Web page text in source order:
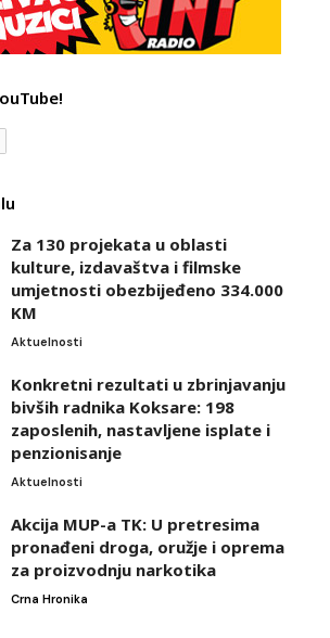
Za 130 projekata u oblasti
kulture, izdavaštva i filmske
umjetnosti obezbijeđeno 334.000
KM
Aktuelnosti
Konkretni rezultati u zbrinjavanju
bivših radnika Koksare: 198
zaposlenih, nastavljene isplate i
penzionisanje
Aktuelnosti
Akcija MUP-a TK: U pretresima
pronađeni droga, oružje i oprema
za proizvodnju narkotika
Crna Hronika